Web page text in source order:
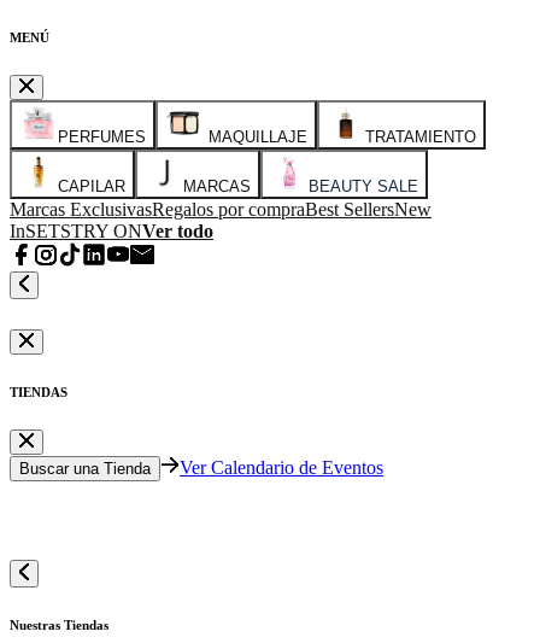
MENÚ
PERFUMES MAQUILLAJE TRATAMIENTO
CAPILAR MARCAS BEAUTY SALE
Marcas ExclusivasRegalos por compraBest SellersNew
InSETSTRY ONVer todo
TIENDAS
Buscar una Tienda Ver Calendario de Eventos
Nuestras Tiendas